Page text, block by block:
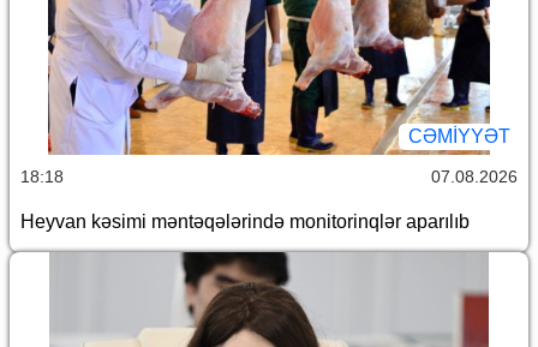
CƏMİYYƏT
18:18 07.08.2026
Heyvan kəsimi məntəqələrində monitorinqlər aparılıb